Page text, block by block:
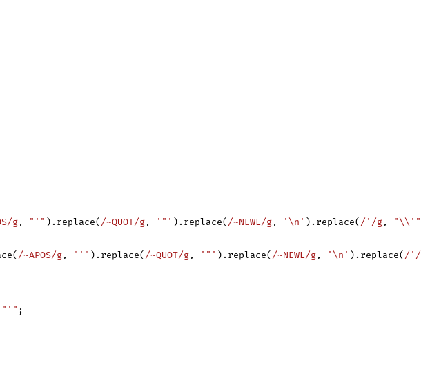
g, "'" ).replace( /~QUOT/g, '"' ).replace( /~NEWL/g, ' \n ' ).replace( /'/g, "\\ '"
/~APOS/g, "'" ).replace( /~QUOT/g, '"' ).replace( /~NEWL/g, ' \n ' ).replace( /'/
"'" ;